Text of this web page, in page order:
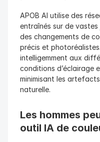
APOB AI utilise des
entraînés sur de
des changements de
précis et
intelligemment aux
conditions d’éclairage
minimisant les
naturelle.
Les hommes
outil IA de